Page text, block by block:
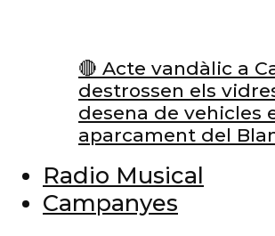
🔴 Acte vandàlic a
destrossen els
desena de vehicles
aparcament del
Radio Musical
Campanyes